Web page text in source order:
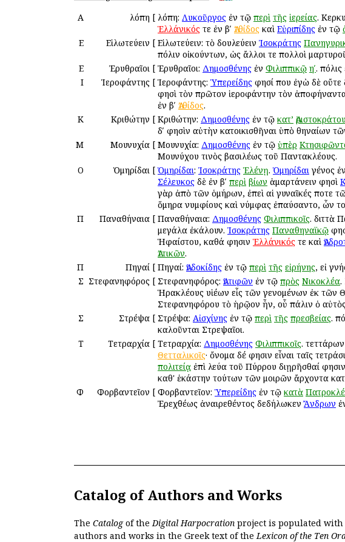
Α
Ἀλόπη [ Ἀλόπη: Λυκοῦργος ἐν τῷ περὶ τῆς ἱερείας.
Ἑλλάνικός τε ἐν βʹ Ἀτθίδος καὶ Εὐριπίδης ἐν τῷ
Ε
Εἱλωτεύειν [ Εἱλωτεύειν: τὸ δουλεύειν Ἰσοκράτης
πόλιν οἰκούντων, ὡς ἄλλοι τε πολλοὶ
Ε
Ἐρυθραῖοι [ Ἐρυθραῖοι: Δημοσθένης ἐν Φιλιππικῷ ηʹ.
Ι
Ἱεροφάντης [ Ἱεροφάντης: Ὑπερείδης φησί που ἐγὼ δὲ οὔτε
φησὶ τὸν πρῶτον ἱεροφάντην τὸν
ἐν βʹ Ἀτθίδος.
Κ
Κριθώτην [ Κριθώτην: Δημοσθένης ἐν τῷ κατ’
δʹ φησὶν αὐτὴν κατοικισθῆναι ὑπὸ Ἀθηναίων
Μ
Μουνυχία [ Μουνυχία: Δημοσθένης ἐν τῷ ὑπὲρ
Μουνύχου τινὸς βασιλέως τοῦ Παντακλέους.
Ο
Ὁμηρίδαι [ Ὁμηρίδαι: Ἰσοκράτης Ἑλένῃ. Ὁμηρίδαιγένος
Σέλευκος δὲ ἐν βʹ περὶ βίων ἁμαρτάνειν φησὶ
γὰρ ἀπὸ τῶν ὁμήρων, ἐπεὶ αἱ γυναῖκές ποτε
ὅμηρα νυμφίους καὶ νύμφας ἐπαύσαντο, ὧν
Π
Παναθήναια [ Παναθήναια: Δημοσθένης Φιλιππικοῖς. διττὰ
μεγάλα ἐκάλουν. Ἰσοκράτης Παναθηναϊκῷ
Ἡφαίστου, καθά φησιν Ἑλλάνικός τε καὶ
Ἀττικῶν.
Π
Πηγαί [ Πηγαί:Ἀνδοκίδης ἐν τῷ περὶ τῆς εἰρήνης, εἰ
Σ Στεφανηφόρος [ Στεφανηφόρος:Ἀντιφῶν ἐν τῷ πρὸς Νικοκλέα.
Ἡρακλέους υἱέων εἷς τῶν γενομένων ἐκ τῶν
Στεφανηφόρου τὸ ἡρῷον ἦν, οὗ πάλιν ὁ
Σ
Στρέψα [ Στρέψα: Αἰσχίνης ἐν τῷ περὶ τῆς πρεσβείας.
καλοῦνται Στρεψαῖοι.
Τ
Τετραρχία [ Τετραρχία: Δημοσθένης Φιλιππικοῖς.
Θετταλικοῖς· ὄνομα δέ φησιν εἶναι ταῖς
πολιτείᾳ ἐπὶ Ἀλεύα τοῦ Πύρρου διῃρῆσθαί
καθ' ἑκάστην τούτων τῶν μοιρῶν ἄρχοντα
Φ
Φορβαντεῖον [ Φορβαντεῖον: Ὑπερείδης ἐν τῷ κατὰ
Ἐρεχθέως ἀναιρεθέντος δεδήλωκενἌνδρων
Catalog of Authors and Works
The Catalogof the Digital Harpocration project is populated
authors and works in the Greek text of the Lexicon of the Ten